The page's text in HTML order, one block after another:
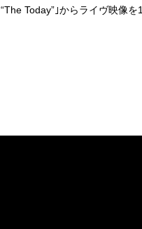
“The Today”｣からライヴ映像を1